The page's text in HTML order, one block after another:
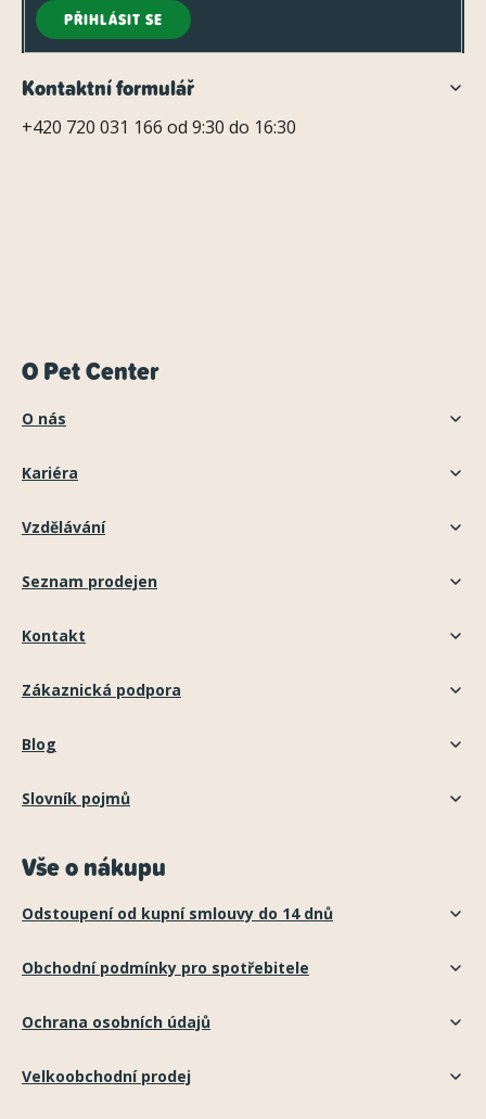
PŘIHLÁSIT SE
Kontaktní formulář
+420 720 031 166 od 9:30 do 16:30
O Pet Center
O nás
Kariéra
Vzdělávání
Seznam prodejen
Kontakt
Zákaznická podpora
Blog
Slovník pojmů
Vše o nákupu
Odstoupení od kupní smlouvy do 14 dnů
Obchodní podmínky pro spotřebitele
Ochrana osobních údajů
Velkoobchodní prodej